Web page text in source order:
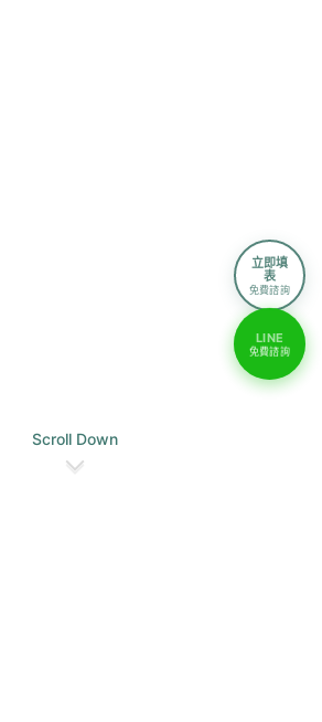
Scroll Down
立即填
表
免費諮詢
LINE
免費諮詢